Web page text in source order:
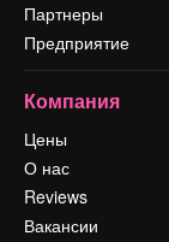
Партнеры
Предприятие
Компания
Цены
О нас
Reviews
Вакансии